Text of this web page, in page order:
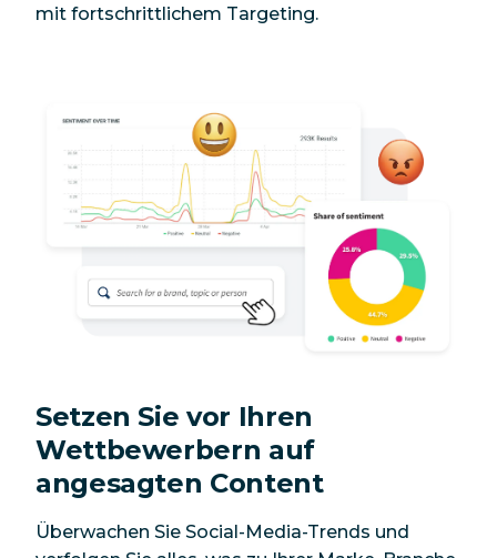
mit fortschrittlichem Targeting.
Setzen Sie vor Ihren
Wettbewerbern auf
angesagten Content
Überwachen Sie Social-Media-Trends und